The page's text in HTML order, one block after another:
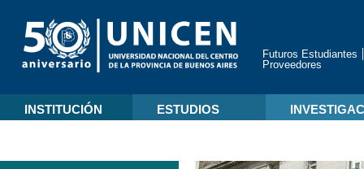
Futuros Estudiantes
Proveedores
INSTITUCIÓN ESTUDIOS